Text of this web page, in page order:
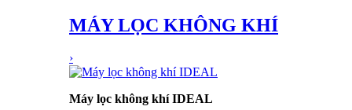
MÁY LỌC KHÔNG KHÍ
›
Máy lọc không khí IDEAL